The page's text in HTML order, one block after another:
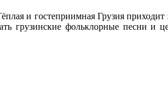
и гостеприимная Грузия
грузинские фольклорные песни и